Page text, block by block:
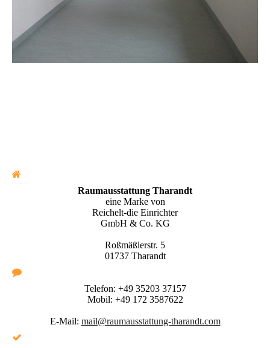
Raumausstattung Tharandt
eine Marke von
Reichelt-die Einrichter
GmbH & Co. KG
Roßmäßlerstr. 5
01737 Tharandt
Telefon: +49 35203 37157
Mobil: +49 172 3587622
E-Mail: mail@raumausstattung-tharandt.com